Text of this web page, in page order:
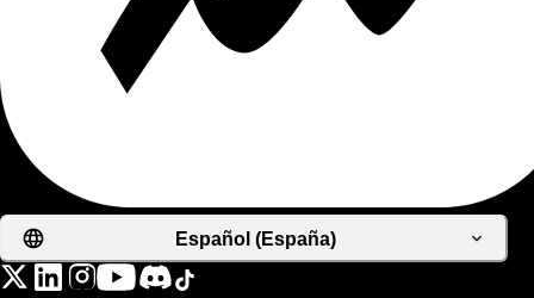
Español (España)